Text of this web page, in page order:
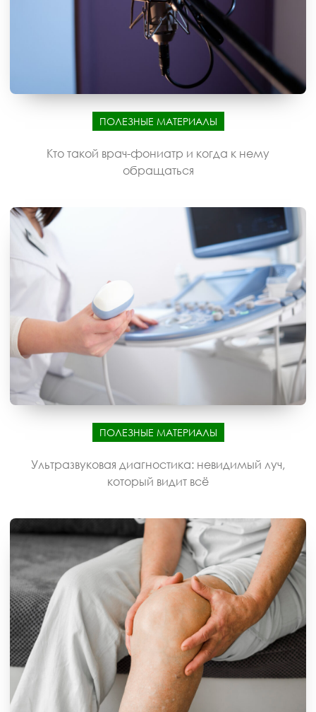
ПОЛЕЗНЫЕ МАТЕРИАЛЫ
Кто такой врач-фониатр и когда к нему
обращаться
ПОЛЕЗНЫЕ МАТЕРИАЛЫ
Ультразвуковая диагностика: невидимый луч,
который видит всё